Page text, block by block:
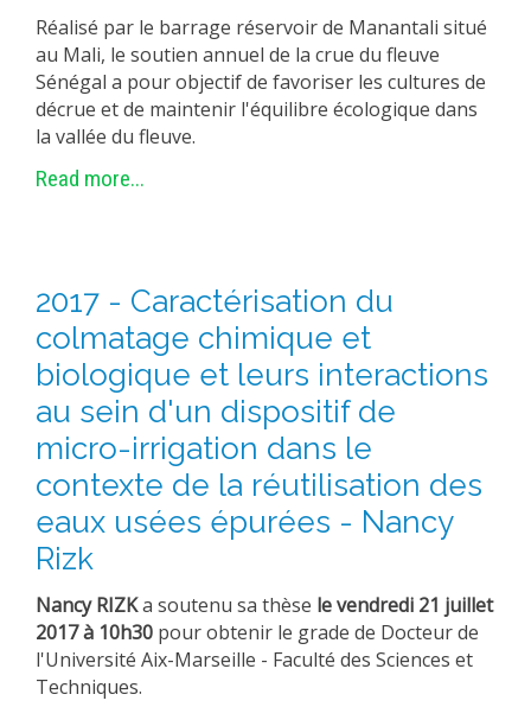
Réalisé par le barrage réservoir de Manantali situé
au Mali, le soutien annuel de la crue du fleuve
Sénégal a pour objectif de favoriser les cultures de
décrue et de maintenir l'équilibre écologique dans
la vallée du fleuve.
Read more...
2017 - Caractérisation du
colmatage chimique et
biologique et leurs interactions
au sein d'un dispositif de
micro-irrigation dans le
contexte de la réutilisation des
eaux usées épurées - Nancy
Rizk
Nancy RIZKa soutenu sa thèse le vendredi 21 juillet
2017 à 10h30 pour obtenir le grade de Docteur de
l'Université Aix-Marseille - Faculté des Sciences et
Techniques.